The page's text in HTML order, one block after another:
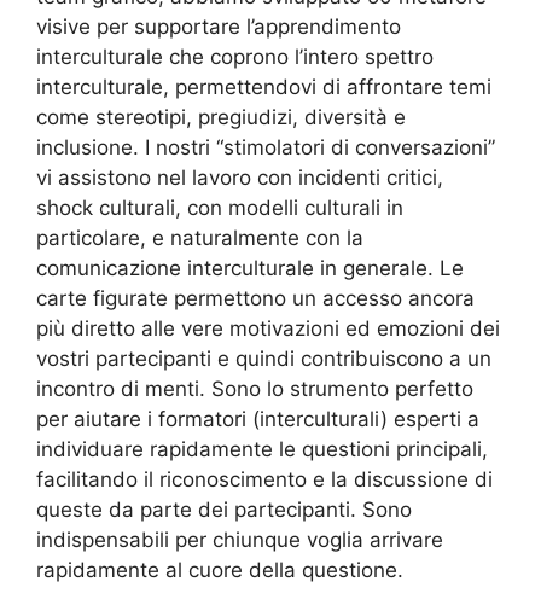
visive per supportare l’apprendimento
interculturale che coprono l’intero spettro
interculturale, permettendovi di affrontare temi
come stereotipi, pregiudizi, diversità e
inclusione. I nostri “stimolatori di conversazioni”
vi assistono nel lavoro con incidenti critici,
shock culturali, con modelli culturali in
particolare, e naturalmente con la
comunicazione interculturale in generale. Le
carte figurate permettono un accesso ancora
più diretto alle vere motivazioni ed emozioni dei
vostri partecipanti e quindi contribuiscono a un
incontro di menti. Sono lo strumento perfetto
per aiutare i formatori (interculturali) esperti a
individuare rapidamente le questioni principali,
facilitando il riconoscimento e la discussione di
queste da parte dei partecipanti. Sono
indispensabili per chiunque voglia arrivare
rapidamente al cuore della questione.